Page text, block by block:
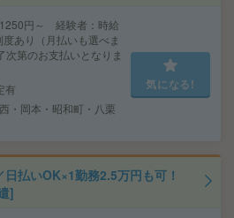
円～ 経験者：時給
あり（月払いも選べま
第のお支払いとなりま
有
・岡本・昭和町・八栗
気になる!
払いOK×1勤務2.5万円も可！
]